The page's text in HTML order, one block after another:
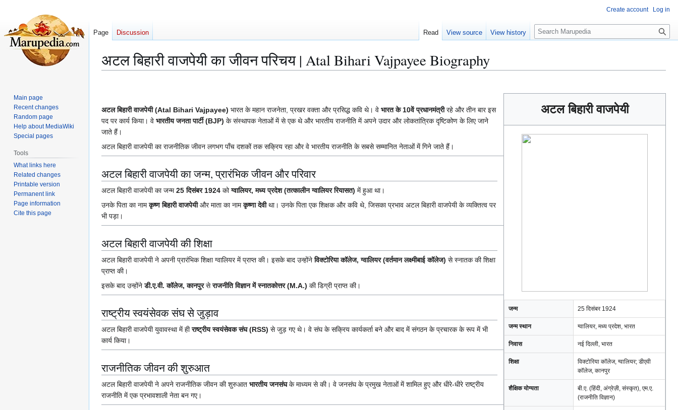
अटल बिहारी वाजपेयी का जीवन परिचय | Atal Bihari Vajpayee Biography
navigation
search
अटल बिहारी वाजपेयी
जन्म 25 दिसंबर 1924
जन्म स्थान ग्वालियर, मध्य प्रदेश, भारत
निवास नई दिल्ली, भारत
शिक्षा
विक्टोरिया कॉलेज, ग्वालियर; डीएवी
कॉलेज, कानपुर
शैक्षिक योग्यता
बी.ए. (हिंदी, अंग्रेज़ी, संस्कृत), एम.ए.
(राजनीति विज्ञान)
अटल बिहारी वाजपेयी (Atal Bihari Vajpayee) भारत के महान राजनेता, प्रखर वक्ता और प्रसिद्ध कवि थे। वे भारत के 10वें प्रधानमंत्रीरहे और तीन बार इस
पद पर कार्य किया। वे भारतीय जनता पार्टी (BJP) के संस्थापक नेताओं में से एक थे और भारतीय राजनीति में अपने उदार और लोकतांत्रिक दृष्टिकोण के लिए जाने
जाते हैं।
अटल बिहारी वाजपेयी का राजनीतिक जीवन लगभग पाँच दशकों तक सक्रिय रहा और वे भारतीय राजनीति के सबसे सम्मानित नेताओं में गिने जाते हैं।
अटल बिहारी वाजपेयी का जन्म, प्रारंभिक जीवन और परिवार
अटल बिहारी वाजपेयी का जन्म25 दिसंबर 1924 कोग्वालियर, मध्य प्रदेश (तत्कालीन ग्वालियर रियासत) में हुआ था।
उनके पिता का नामकृष्ण बिहारी वाजपेयीऔर माता का नामकृष्णा देवीथा। उनके पिता एक शिक्षक और कवि थे, जिसका प्रभाव अटल बिहारी वाजपेयी के व्यक्तित्व पर
भी पड़ा।
अटल बिहारी वाजपेयी की शिक्षा
अटल बिहारी वाजपेयी ने अपनी प्रारंभिक शिक्षा ग्वालियर में प्राप्त की। इसके बाद उन्होंनेविक्टोरिया कॉलेज, ग्वालियर (वर्तमान लक्ष्मीबाई कॉलेज) से स्नातक की शिक्षा
प्राप्त की।
इसके बाद उन्होंनेडी.ए.वी. कॉलेज, कानपुरसेराजनीति विज्ञान में स्नातकोत्तर (M.A.) की डिग्री प्राप्त की।
राष्ट्रीय स्वयंसेवक संघ से जुड़ाव
अटल बिहारी वाजपेयी युवावस्था में हीराष्ट्रीय स्वयंसेवक संघ (RSS) से जुड़ गए थे। वे संघ के सक्रिय कार्यकर्ता बने और बाद में संगठन के प्रचारक के रूप में भी
कार्य किया।
राजनीतिक जीवन की शुरुआत
अटल बिहारी वाजपेयी ने अपने राजनीतिक जीवन की शुरुआत भारतीय जनसंघके माध्यम से की। वे जनसंघ के प्रमुख नेताओं में शामिल हुए और धीरे-धीरे राष्ट्रीय
राजनीति में एक प्रभावशाली नेता बन गए।
Create account Log in
Page Discussion Read View source View history
S
e
c
Main page
Recent changes
Random page
Help about MediaWiki
Special pages
Tools
What links here
Related changes
Printable version
Permanent link
Page information
Cite this page